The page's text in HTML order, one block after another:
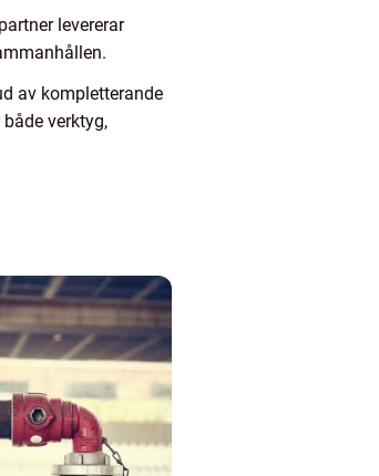
levererar
av kompletterande
verktyg,